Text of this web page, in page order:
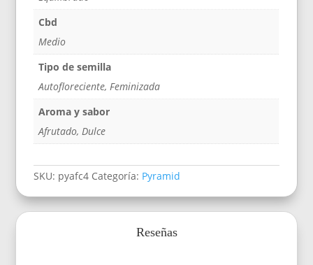
Cbd
Medio
Tipo de semilla
Autofloreciente, Feminizada
Aroma y sabor
Afrutado, Dulce
SKU: pyafc4 Categoría: Pyramid
Reseñas